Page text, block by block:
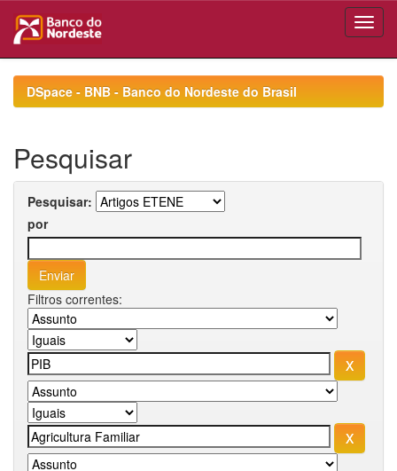
navigationDSpace - BNB - Banco do Nordeste do Brasil
Pesquisar
Pesquisar:
por
Filtros correntes: